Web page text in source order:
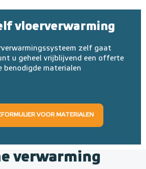
vloerverwarming
zelf gaat
u geheel vrijblijvend een offerte
benodigde materialen
VOOR MATERIALEN
verwarming